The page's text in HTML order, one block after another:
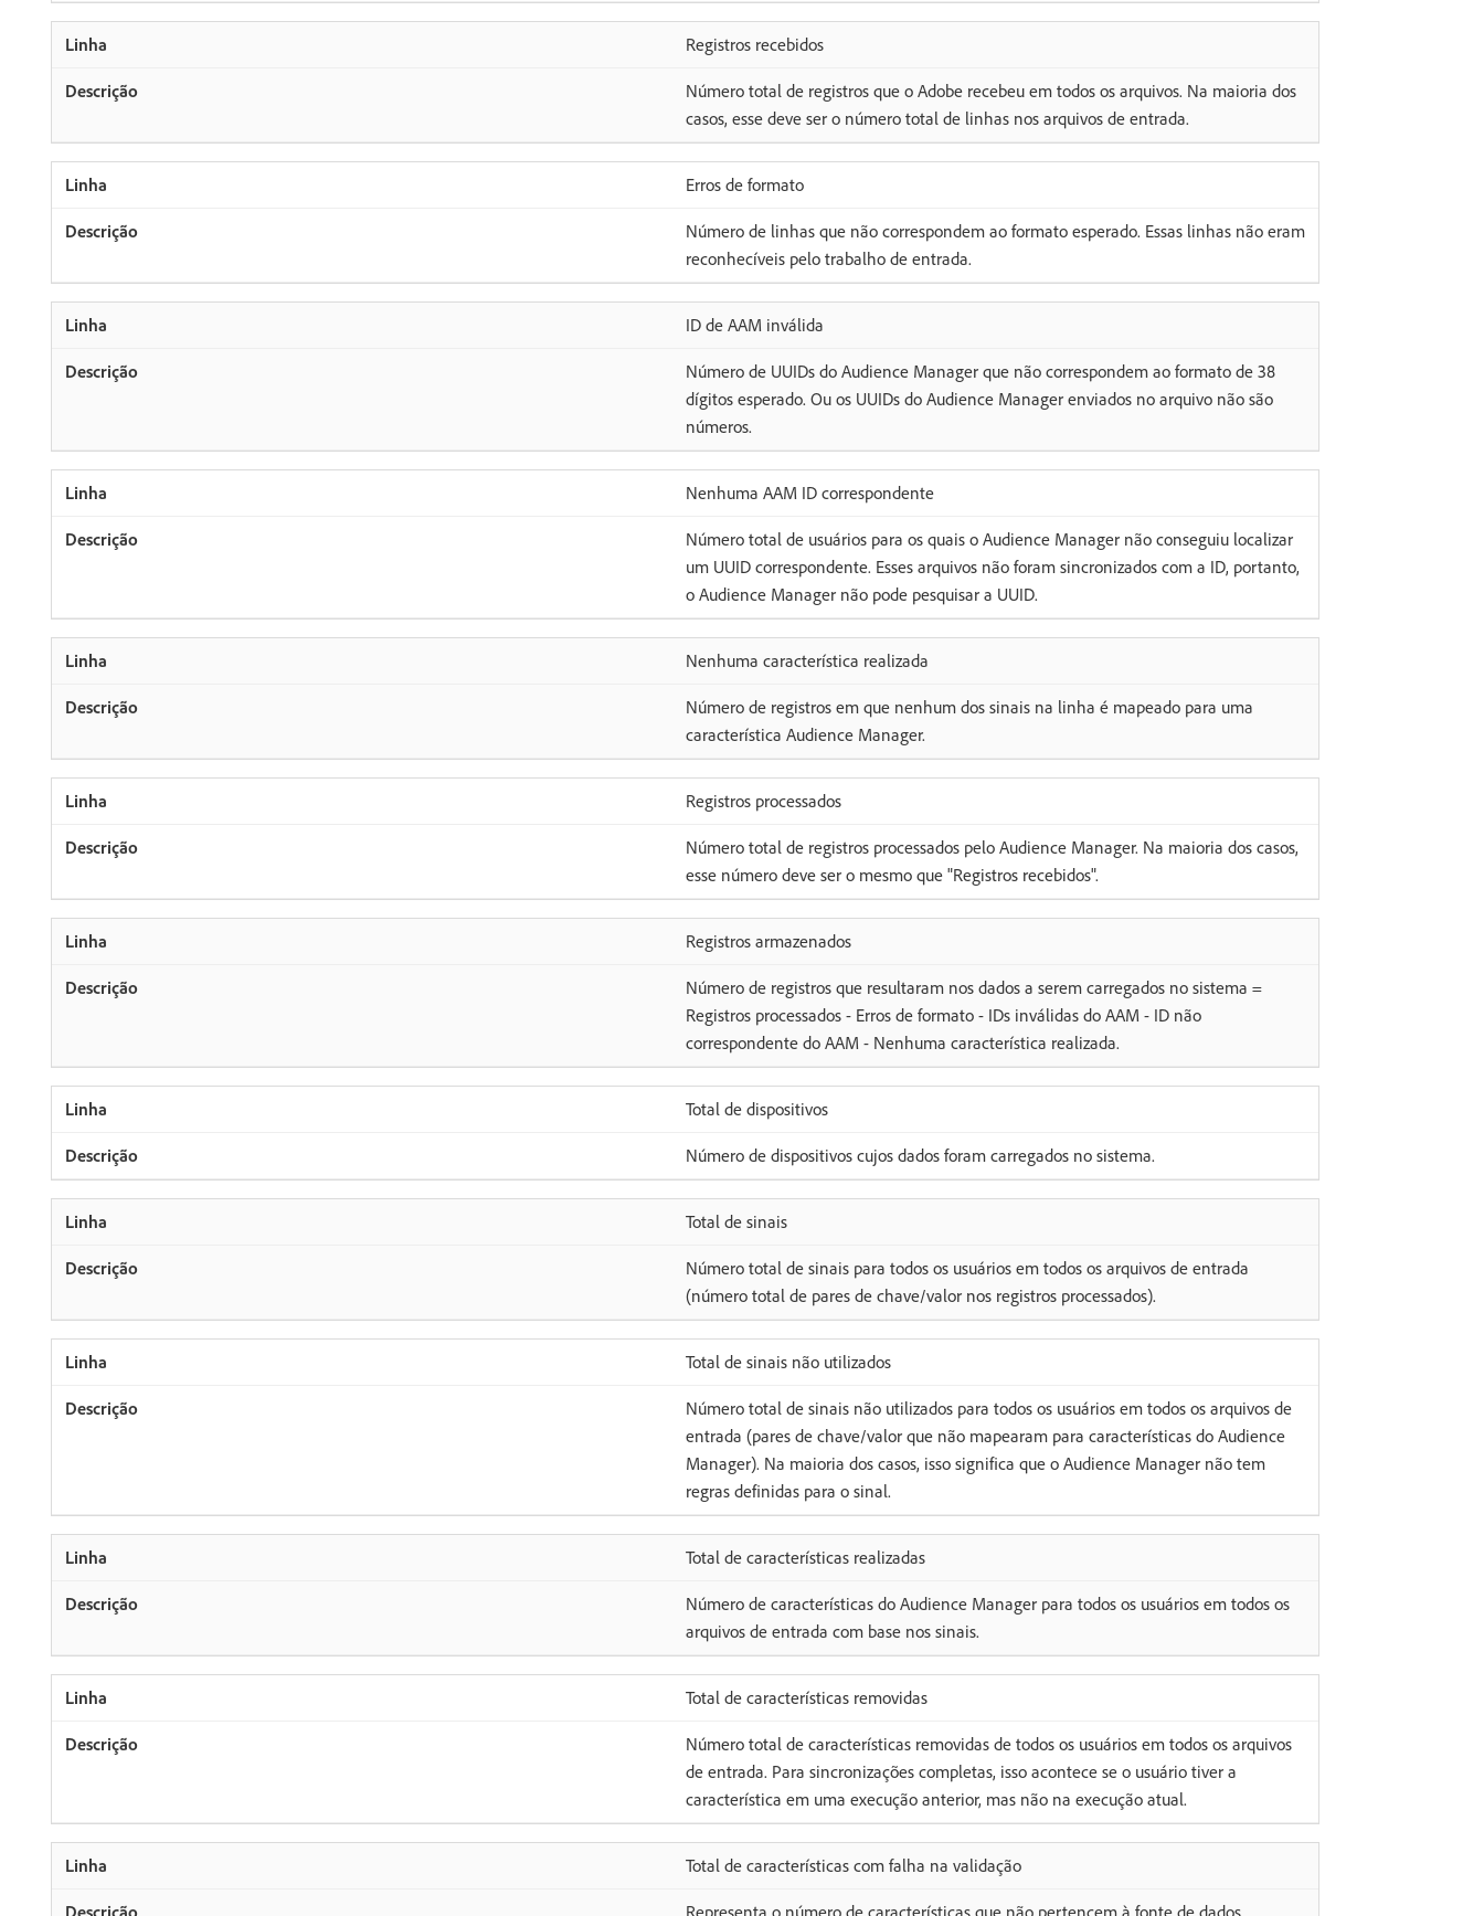
Registros recebidos
Número total de registros que o Adobe recebeu em todos os arquivos. Na maioria dos
casos, esse deve ser o número total de linhas nos arquivos de entrada.
Erros de formato
Número de linhas que não correspondem ao formato esperado. Essas linhas não eram
reconhecíveis pelo trabalho de entrada.
ID de AAM inválida
Número de UUIDs do Audience Manager que não correspondem ao formato de 38
dígitos esperado. Ou os UUIDs do Audience Manager enviados no arquivo não são
números.
Nenhuma AAM ID correspondente
Número total de usuários para os quais o Audience Manager não conseguiu localizar
um UUID correspondente. Esses arquivos não foram sincronizados com a ID, portanto,
o Audience Manager não pode pesquisar a UUID.
Nenhuma característica realizada
Número de registros em que nenhum dos sinais na linha é mapeado para uma
característica Audience Manager.
Registros processados
Número total de registros processados pelo Audience Manager. Na maioria dos casos,
esse número deve ser o mesmo que "Registros recebidos".
Registros armazenados
Número de registros que resultaram nos dados a serem carregados no sistema =
Registros processados - Erros de formato - IDs inválidas do AAM - ID não
correspondente do AAM - Nenhuma característica realizada.
Total de dispositivos
Número de dispositivos cujos dados foram carregados no sistema.
Total de sinais
Número total de sinais para todos os usuários em todos os arquivos de entrada
(número total de pares de chave/valor nos registros processados).
Total de sinais não utilizados
Número total de sinais não utilizados para todos os usuários em todos os arquivos de
entrada (pares de chave/valor que não mapearam para características do Audience
Manager). Na maioria dos casos, isso significa que o Audience Manager não tem
regras definidas para o sinal.
Total de características realizadas
Número de características do Audience Manager para todos os usuários em todos os
arquivos de entrada com base nos sinais.
Total de características removidas
Número total de características removidas de todos os usuários em todos os arquivos
de entrada. Para sincronizações completas, isso acontece se o usuário tiver a
característica em uma execução anterior, mas não na execução atual.
Total de características com falha na validação
Representa o número de características que não pertencem à fonte de dados